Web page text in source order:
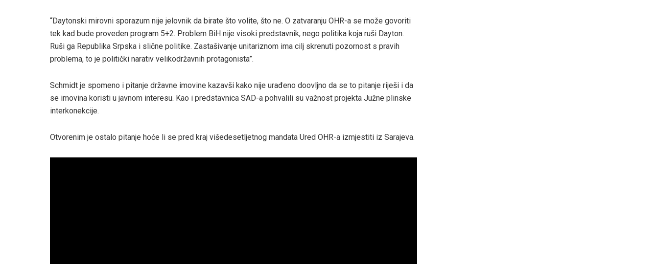
“Daytonski mirovni sporazum nije jelovnik da birate što volite, što ne. O zatvaranju OHR-a se može govoriti
tek kad bude proveden program 5+2. Problem BiH nije visoki predstavnik, nego politika koja ruši Dayton.
Ruši ga Republika Srpska i slične politike. Zastašivanje unitariznom ima cilj skrenuti pozornost s pravih
problema, to je politički narativ velikodržavnih protagonista”.
Schmidt je spomeno i pitanje državne imovine kazavši kako nije urađeno doovljno da se to pitanje riješi i da
se imovina koristi u javnom interesu. Kao i predstavnica SAD-a pohvalili su važnost projekta Južne plinske
interkonekcije.
Otvorenim je ostalo pitanje hoće li se pred kraj višedesetljetnog mandata Ured OHR-a izmjestiti iz Sarajeva.